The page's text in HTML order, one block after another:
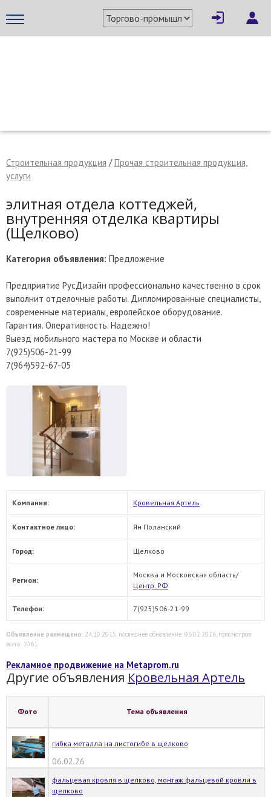
Строительная продукция /Прочая строительная продукция,
услуги
элитная отдела коттеджей,
внутренняя отделка квартиры
(Щелково)
Категория объявления: Предложение
Предприятие РусДизайн профессионально качественно в срок
выполнит отделочные работы. Дипломированные специалисты,
современные материалы, европейское оборудование.
Гарантия. Оперативность. Надежно!
Выезд мобильного мастера по Москве и области
7(925)506-21-99
7(964)592-67-05
× Написать поставщику
Компания: Кровельная Артель
Контактное лицо: Ян Поланский
Город: Щелково
Регион:
Москва и Московская область/
Центр. РФ
Телефон: 7(925)506-21-99
Объявление размещено: 24.10.2015, последнее обновление: 06.02.2026, просмотров
всего: 1061.
Рекламное продвижение на Metaprom.ru
Другие объявления Кровельная Артель
Фото Тема объявления
гибка металла на листогибе в щелково
06.02.26
фальцевая кровля в щелково, монтаж фальцевой кровли в
щелково